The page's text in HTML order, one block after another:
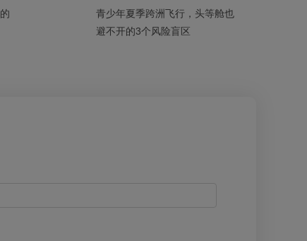
青少年夏季跨洲飞行，头等舱也
避不开的3个风险盲区